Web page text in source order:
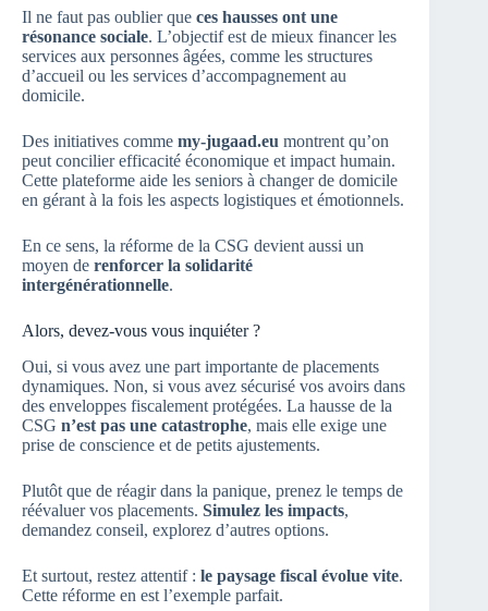
Il ne faut pas oublier que ces hausses ont une
résonance sociale. L’objectif est de mieux financer les
services aux personnes âgées, comme les structures
d’accueil ou les services d’accompagnement au
domicile.
Des initiatives comme my-jugaad.eu montrent qu’on
peut concilier efficacité économique et impact humain.
Cette plateforme aide les seniors à changer de domicile
en gérant à la fois les aspects logistiques et émotionnels.
En ce sens, la réforme de la CSG devient aussi un
moyen de renforcer la solidarité
intergénérationnelle.
Alors, devez-vous vous inquiéter ?
Oui, si vous avez une part importante de placements
dynamiques. Non, si vous avez sécurisé vos avoirs dans
des enveloppes fiscalement protégées. La hausse de la
CSG n’est pas une catastrophe, mais elle exige une
prise de conscience et de petits ajustements.
Plutôt que de réagir dans la panique, prenez le temps de
réévaluer vos placements. Simulez les impacts,
demandez conseil, explorez d’autres options.
Et surtout, restez attentif : le paysage fiscal évolue vite.
Cette réforme en est l’exemple parfait.